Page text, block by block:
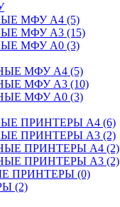
МФУ А4 (5)
МФУ А3 (15)
МФУ А0 (3)
МФУ А4 (5)
МФУ А3 (10)
МФУ А0 (3)
ПРИНТЕРЫ А4 (6)
ПРИНТЕРЫ А3 (2)
ПРИНТЕРЫ А4 (2)
ПРИНТЕРЫ А3 (2)
ПРИНТЕРЫ (0)
(2)